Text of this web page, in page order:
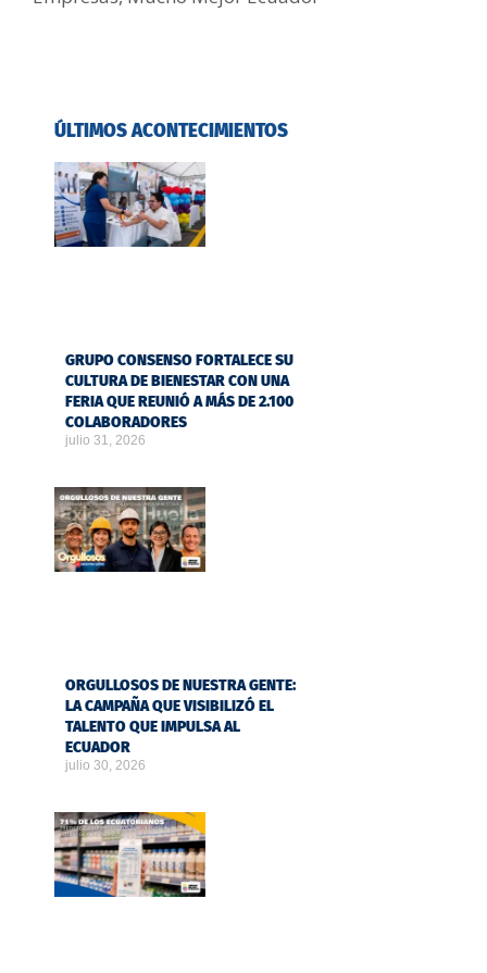
ÚLTIMOS ACONTECIMIENTOS
GRUPO CONSENSO FORTALECE SU
CULTURA DE BIENESTAR CON UNA
FERIA QUE REUNIÓ A MÁS DE 2.100
COLABORADORES
julio 31, 2026
ORGULLOSOS DE NUESTRA GENTE:
LA CAMPAÑA QUE VISIBILIZÓ EL
TALENTO QUE IMPULSA AL
ECUADOR
julio 30, 2026